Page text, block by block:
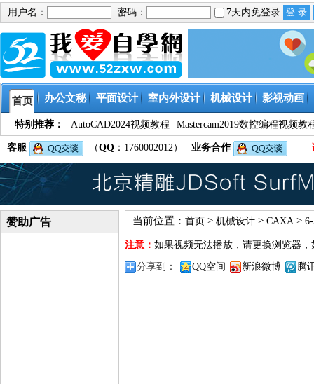
用户名： 密码： 7天内免登录
首页 办公文秘 平面设计 室内外设计 机械设计 影视动画
特别推荐： AutoCAD2024视频教程 Mastercam2019数控编程视频教
客服 （QQ ：1760002012） 业务合作
赞助广告 当前位置： 首页 > 机械设计 > CAXA >
注意： 如果视频无法播放，请更换浏览器，
分享到： QQ空间 新浪微博 腾